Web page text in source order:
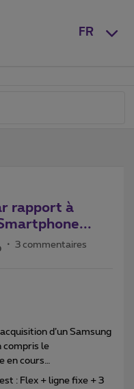
FR
rapport à
3 commentaires
d’un Samsung
compris le
en cours…
: Flex + ligne fixe + 3